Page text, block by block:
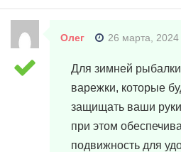
Олег 26 марта, 2024
Для зимней
варежки, которые
защищать ваши
при этом
подвижность для